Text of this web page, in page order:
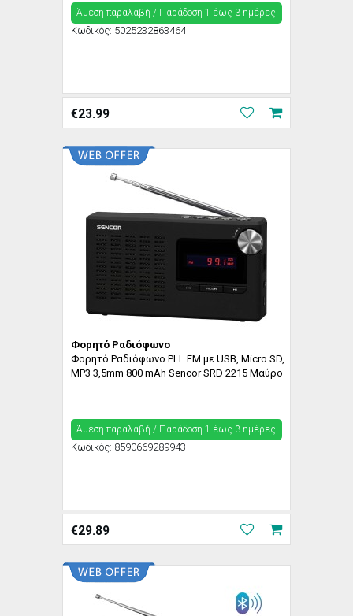
Άμεση παραλαβή / Παράδoση 1 έως 3 ημέρες
Κωδικός: 5025232863464
€23.99
Φορητό Ραδιόφωνο
Φορητό Ραδιόφωνο PLL FM με USB, Micro SD,
MP3 3,5mm 800 mAh Sencor SRD 2215 Μαύρo
Άμεση παραλαβή / Παράδoση 1 έως 3 ημέρες
Κωδικός: 8590669289943
€29.89